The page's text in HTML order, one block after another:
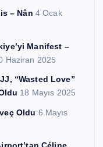
– Nân 4 Ocak
Manifest –
Haziran 2025
“Wasted Love”
18 Mayıs 2025
Oldu 6 Mayıs